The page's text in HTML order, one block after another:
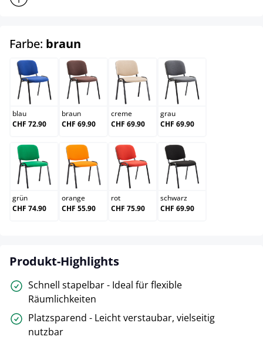
Farbe: braun
blau
blau
CHF 72.90
braun
braun
CHF 69.90
creme
creme
CHF 69.90
grau
grau
CHF 69.90
grün
grün
CHF 74.90
orange
orange
CHF 55.90
rot
rot
CHF 75.90
schwarz
schwarz
CHF 69.90
Produkt-Highlights
Schnell stapelbar - Ideal für flexible
Räumlichkeiten
Platzsparend - Leicht verstaubar, vielseitig
nutzbar